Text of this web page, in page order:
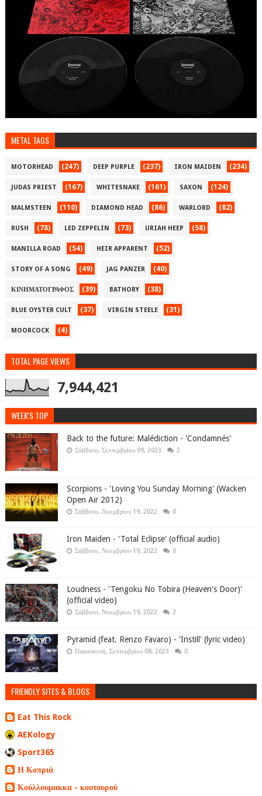
METAL TAGS
MOTORHEAD (247) DEEP PURPLE (237) IRON MAIDEN (234)
JUDAS PRIEST (167) WHITESNAKE (161) SAXON (124)
MALMSTEEN (110) DIAMOND HEAD (86) WARLORD (82)
RUSH (78) LED ZEPPELIN (73) URIAH HEEP (58)
MANILLA ROAD (54) HEIR APPARENT (52)
STORY OF A SONG (49) JAG PANZER (40)
ΚΙΝΗΜΑΤΟΓΡΑΦΟΣ (39) BATHORY (38)
BLUE OYSTER CULT (37) VIRGIN STEELE (31)
MOORCOCK (4)
TOTAL PAGE VIEWS
7,944,421
WEEK'S TOP
Back to the future: Malédiction - 'Condamnés'
Σάββατο, Σεπτεμβρίου 09, 2023 2
Scorpions - 'Loving You Sunday Morning' (Wacken
Open Air 2012)
Σάββατο, Νοεμβρίου 19, 2022 0
Iron Maiden - 'Total Eclipse' (official audio)
Σάββατο, Νοεμβρίου 19, 2022 0
Loudness - 'Tengoku No Tobira (Heaven's Door)'
(official video)
Σάββατο, Νοεμβρίου 19, 2022 2
Pyramid (feat. Renzo Favaro) - 'Instill' (lyric video)
Παρασκευή, Σεπτεμβρίου 08, 2023 0
FRIENDLY SITES & BLOGS
Eat This Rock
AEKology
Sport365
Η Κοπριά
Κούλλουμακκα - κουτουρού